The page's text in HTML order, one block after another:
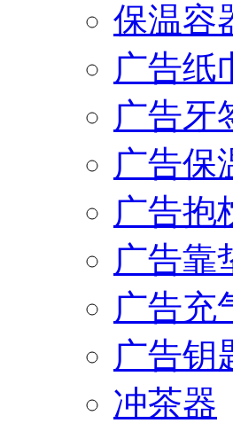
保温容
广告纸
广告牙
广告保
广告抱
广告靠
广告充
广告钥
冲茶器